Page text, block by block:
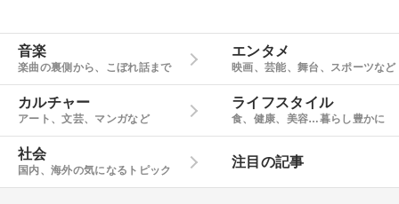
音楽
楽曲の裏側から、こぼれ話まで
エンタメ
映画、芸能、舞台、スポーツなど
カルチャー
アート、文芸、マンガなど
ライフスタイル
食、健康、美容…暮らし豊かに
社会
国内、海外の気になるトピック
注目の記事